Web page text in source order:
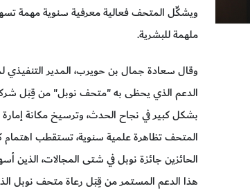
ويشكِّل المتحف فعالية معرفية سنوية مهمة تسهم
ملهمة للبشرية.
وقال سعادة جمال بن حويرب، المدير
الدعم الذي يحظى به "متحف نوبل" من قِبَل
بشكل كبير في نجاح الحدث، وترسيخ مكانة إمارة
المتحف تظاهرة علمية سنوية، تستقطب اهتمام
الحائزين جائزة نوبل في شتى المجالات، الذين
هذا الدعم المستمر من قِبَل رعاة متحف نوبل